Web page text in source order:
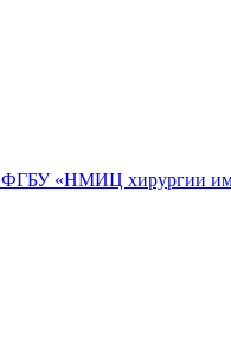
ФГБУ «НМИЦ хирургии